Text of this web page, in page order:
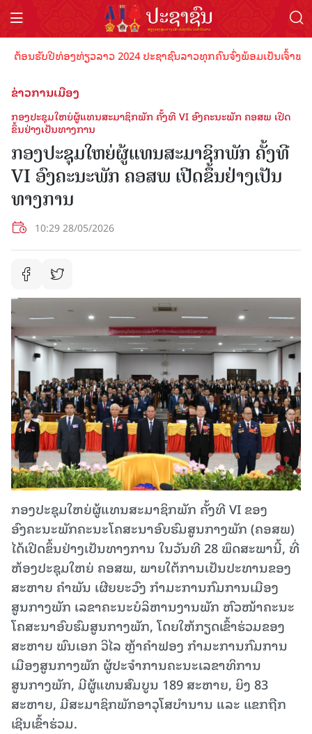
ນຮັບປີທ່ອງທ່ຽວລາວ 2024 ປະຊາຊົນລາວທຸກຄົນຈົ່ງພ້ອມເປັນເຈົ້າພາບ
ຂ່າວການເມືອງ
ກອງປະຊຸມໃຫຍ່ຜູ້ແທນສະມາຊິກພັກ ຄັ້ງທີ VI ອົງຄະນະພັກ ຄອສພ ເປີດ
ຂຶ້ນຢ່າງເປັນທາງການ
ກອງປະຊຸມໃຫຍ່ຜູ້ແທນສະມາຊິກພັກ ຄັ້ງທີ
VI ອົງຄະນະພັກ ຄອສພ ເປີດຂຶ້ນຢ່າງເປັນ
ທາງການ
10:29 28/05/2026
ກອງປະຊຸມໃຫຍ່ຜູ້ແທນສະມາຊິກພັກ ຄັ້ງທີ VI ຂອງ
ອົງຄະນະພັກຄະນະໂຄສະນາອົບຮົມສູນກາງພັກ (ຄອສພ)
ໄດ້ເປີດຂຶ້ນຢ່າງເປັນທາງການ ໃນວັນທີ 28 ພຶດສະພານີ້, ທີ່
ຫ້ອງປະຊຸມໃຫຍ່ ຄອສພ, ພາຍໃຕ້ການເປັນປະທານຂອງ
ສະຫາຍ ຄໍາພັນ ເຜີຍຍະວົງ ກໍາມະການກົມການເມືອງ
ສູນກາງພັກ ເລຂາຄະນະບໍລິຫານງານພັກ ຫົວໜ້າຄະນະ
ໂຄສະນາອົບຮົມສູນກາງພັກ, ໂດຍໃຫ້ກຽດເຂົ້າຮ່ວມຂອງ
ສະຫາຍ ພົນເອກ ວິໄລ ຫຼ້າຄໍາຟອງ ກໍາມະການກົມການ
ເມືອງສູນກາງພັກ ຜູ້ປະຈໍາການຄະນະເລຂາທິການ
ສູນກາງພັກ, ມີຜູ້ແທນສົມບູນ 189 ສະຫາຍ, ຍິງ 83
ສະຫາຍ, ມີສະມາຊິກພັກອາວຸໂສບຳນານ ແລະ ແຂກຖືກ
ເຊີນເຂົ້າຮ່ວມ.